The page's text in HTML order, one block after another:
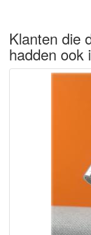
Klanten die
hadden ook